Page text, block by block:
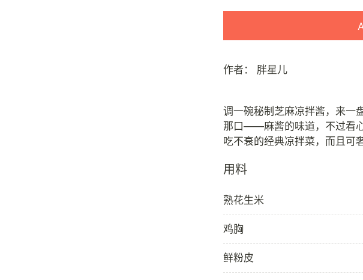
作者： 胖星儿
调一碗秘制芝麻凉拌酱，来一
那口——麻酱的味道，不过看
用料
熟花生米
鸡胸
鲜粉皮